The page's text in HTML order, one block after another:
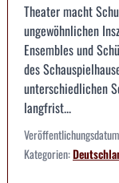
Theater macht
ungewöhnlichen
Ensembles und
des
unterschiedlichen
langfrist...
Kategorien: